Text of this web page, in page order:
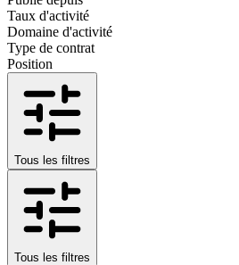
Taux d'activité
Domaine d'activité
Type de contrat
Position
Tous les filtres
Tous les filtres